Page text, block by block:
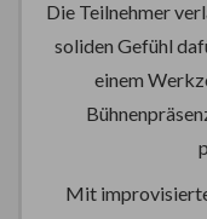
Die Teilnehmer
soliden Gefühl
einem
Mit